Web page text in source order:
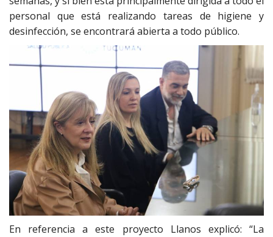
personal que está realizando tareas de higiene y
desinfección, se encontrará abierta a todo público.
En referencia a este proyecto Llanos explicó: “La